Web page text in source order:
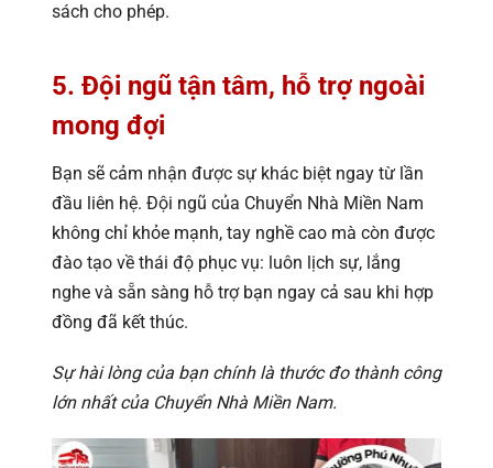
sách cho phép.
5. Đội ngũ tận tâm, hỗ trợ ngoài
mong đợi
Bạn sẽ cảm nhận được sự khác biệt ngay từ lần
đầu liên hệ. Đội ngũ của Chuyển Nhà Miền Nam
không chỉ khỏe mạnh, tay nghề cao mà còn được
đào tạo về thái độ phục vụ: luôn lịch sự, lắng
nghe và sẵn sàng hỗ trợ bạn ngay cả sau khi hợp
đồng đã kết thúc.
Sự hài lòng của bạn chính là thước đo thành công
lớn nhất của Chuyển Nhà Miền Nam.